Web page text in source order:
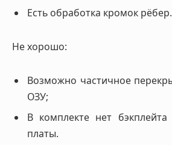
Есть обработка кромок рёбер.
Не хорошо:
Возможно частичное
ОЗУ;
В комплекте нет
платы.